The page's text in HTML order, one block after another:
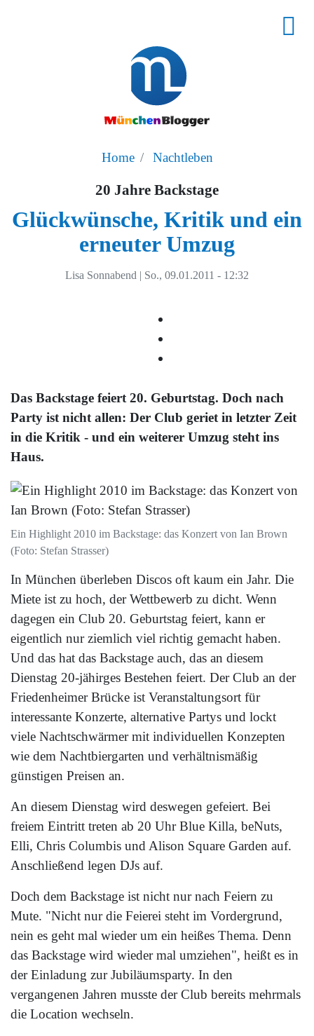
Home Nachtleben
20 Jahre Backstage
Glückwünsche, Kritik und ein
erneuter Umzug
Lisa Sonnabend | So., 09.01.2011 - 12:32
Das Backstage feiert 20. Geburtstag. Doch nach
Party ist nicht allen: Der Club geriet in letzter Zeit
in die Kritik - und ein weiterer Umzug steht ins
Haus.
Ein Highlight 2010 im Backstage: das Konzert von Ian Brown
(Foto: Stefan Strasser)
In München überleben Discos oft kaum ein Jahr. Die
Miete ist zu hoch, der Wettbewerb zu dicht. Wenn
dagegen ein Club 20. Geburtstag feiert, kann er
eigentlich nur ziemlich viel richtig gemacht haben.
Und das hat das Backstage auch, das an diesem
Dienstag 20-jähirges Bestehen feiert. Der Club an der
Friedenheimer Brücke ist Veranstaltungsort für
interessante Konzerte, alternative Partys und lockt
viele Nachtschwärmer mit individuellen Konzepten
wie dem Nachtbiergarten und verhältnismäßig
günstigen Preisen an.
An diesem Dienstag wird deswegen gefeiert. Bei
freiem Eintritt treten ab 20 Uhr Blue Killa, beNuts,
Elli, Chris Columbis und Alison Square Garden auf.
Anschließend legen DJs auf.
Doch dem Backstage ist nicht nur nach Feiern zu
Mute. "Nicht nur die Feierei steht im Vordergrund,
nein es geht mal wieder um ein heißes Thema. Denn
das Backstage wird wieder mal umziehen", heißt es in
der Einladung zur Jubiläumsparty. In den
vergangenen Jahren musste der Club bereits mehrmals
die Location wechseln.